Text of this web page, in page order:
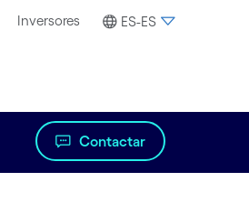
Inversores ES-ES
Contactar